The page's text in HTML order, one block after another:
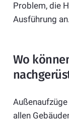
Problem, die
Ausführung an.
Wo
allen